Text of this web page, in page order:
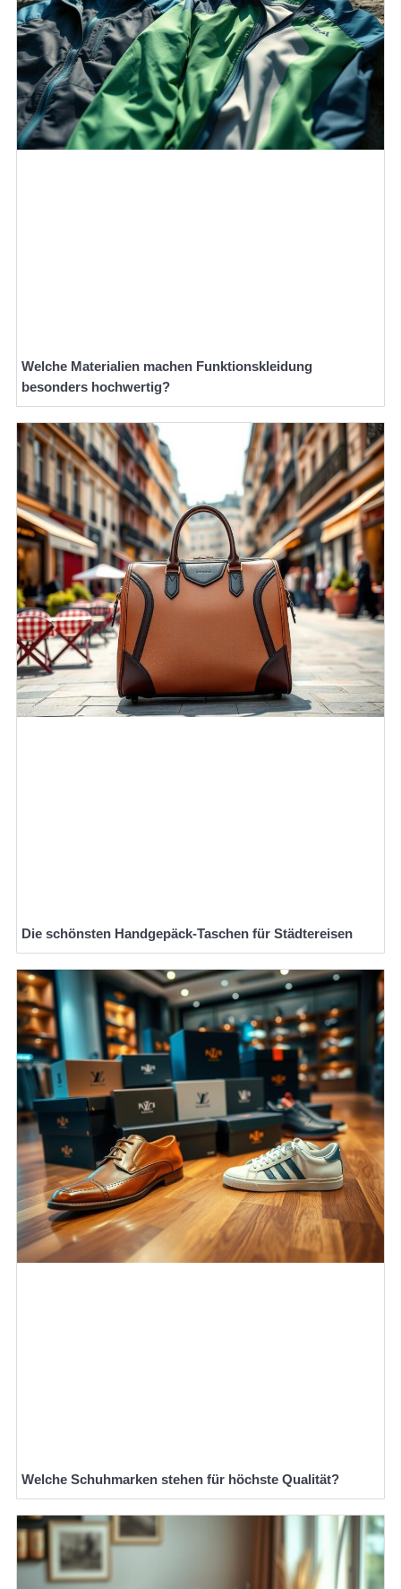
Welche Materialien machen Funktionskleidung
besonders hochwertig?
Die schönsten Handgepäck-Taschen für Städtereisen
Welche Schuhmarken stehen für höchste Qualität?